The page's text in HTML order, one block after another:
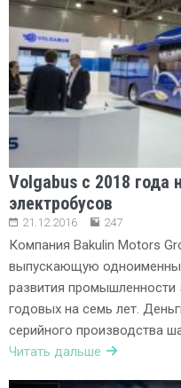
Volgabus с 2018 года
электробусов
21.12.2016 247
Компания Bakulin Motors
выпускающую
развития промышленности
годовых на семь лет.
серийного производства
Читать дальше